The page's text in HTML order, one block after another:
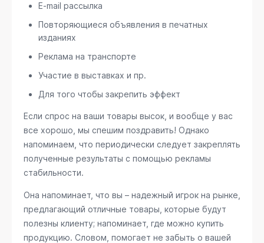
E-mail рассылка
Повторяющиеся объявления в печатных
изданиях
Реклама на транспорте
Участие в выставках и пр.
Для того чтобы закрепить эффект
Если спрос на ваши товары высок, и вообще у вас
все хорошо, мы спешим поздравить! Однако
напоминаем, что периодически следует закреплять
полученные результаты с помощью рекламы
стабильности.
Она напоминает, что вы – надежный игрок на рынке,
предлагающий отличные товары, которые будут
полезны клиенту; напоминает, где можно купить
продукцию. Словом, помогает не забыть о вашей